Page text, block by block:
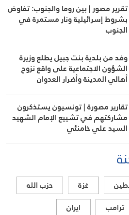
تقرير مصور | بين روما والجنوب: تفاوض
بشروط إسرائيلية ونار مستمرة في
الجنوب
وفد من بلدية بنت جبيل يطلع وزيرة
الشؤون الاجتماعية على واقع نزوح
أهالي المدينة وأضرار العدوان
تقارير مصورة | تونسيون يستذكرون
مشاركتهم في تشييع الإمام الشهيد
السيد علي خامنئي
غزة
حزب الله
ترامب
ايران